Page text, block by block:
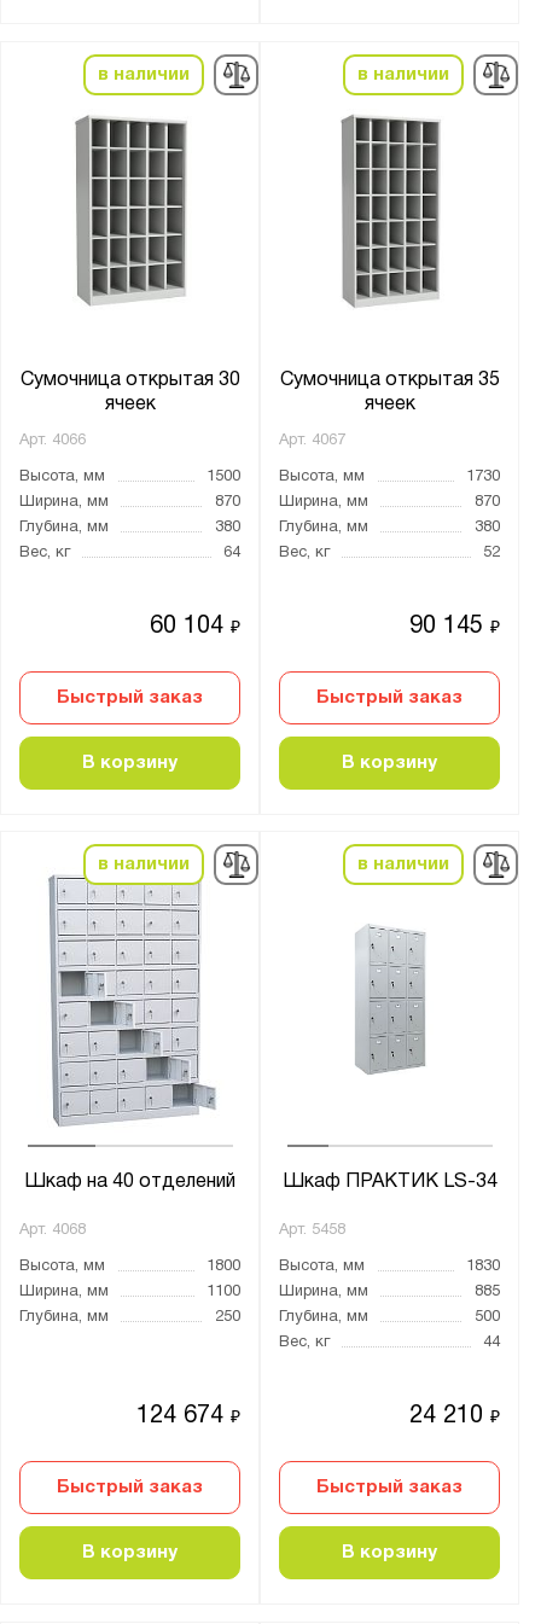
в наличии
Сумочница открытая 30
ячеек
Арт. 4066
Высота, мм
1500
Ширина, мм
870
Глубина, мм
380
Вес, кг
64
60 104₽
Быстрый заказ
В корзину
в наличии
Сумочница открытая 35
ячеек
Арт. 4067
Высота, мм
1730
Ширина, мм
870
Глубина, мм
380
Вес, кг
52
90 145₽
Быстрый заказ
В корзину
в наличии
Шкаф на 40 отделений
Арт. 4068
Высота, мм
1800
Ширина, мм
1100
Глубина, мм
250
124 674₽
Быстрый заказ
В корзину
в наличии
Шкаф ПРАКТИК LS-34
Арт. 5458
Высота, мм
1830
Ширина, мм
885
Глубина, мм
500
Вес, кг
44
24 210₽
Быстрый заказ
В корзину